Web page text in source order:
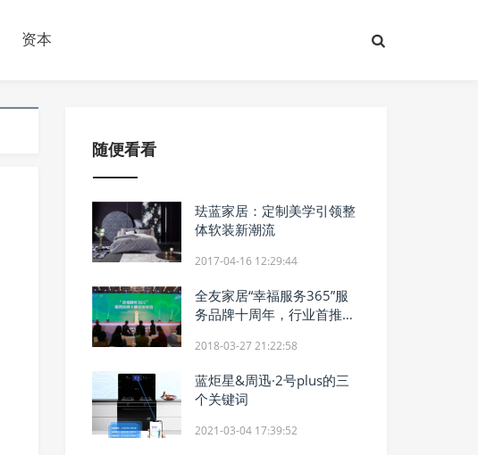
资本
随便看看
珐蓝家居：定制美学引领整
体软装新潮流
2017-04-16 12:29:44
全友家居“幸福服务365”服
务品牌十周年，行业首推幸
2018-03-27 21:22:58
蓝炬星&周迅·2号plus的三
个关键词
2021-03-04 17:39:52